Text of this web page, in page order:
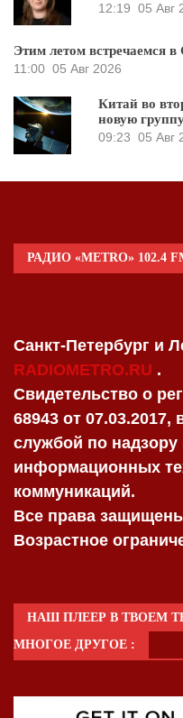
12:19 05 Авг
Этим летом встречаемся в
11:00 05 Авг 2026
Китай во
новую
09:23 05 Авг
РАДИО «METRO» 102.4
Санкт-Петербург и
RADIOMETRO.RU .
Свидетельство о
68943 от
службой по
информационных
коммуникаций.
Все права
Возрастное
НАШ ПЛЕЕР В ТВОЕМ
МНОГОЕ ДРУГОЕ :